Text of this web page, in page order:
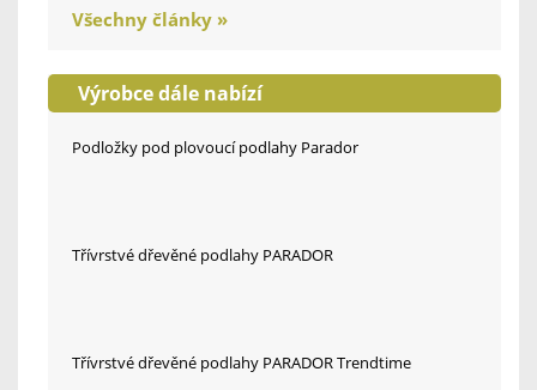
Všechny články »
Výrobce dále nabízí
Podložky pod plovoucí podlahy Parador
Třívrstvé dřevěné podlahy PARADOR
Třívrstvé dřevěné podlahy PARADOR Trendtime